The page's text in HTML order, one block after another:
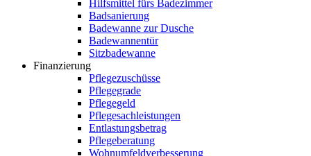
Hilfsmittel fürs Badezimmer
Badsanierung
Badewanne zur Dusche
Badewannentür
Sitzbadewanne
Finanzierung
Pflegezuschüsse
Pflegegrade
Pflegegeld
Pflegesachleistungen
Entlastungsbetrag
Pflegeberatung
Wohnumfeldverbesserung